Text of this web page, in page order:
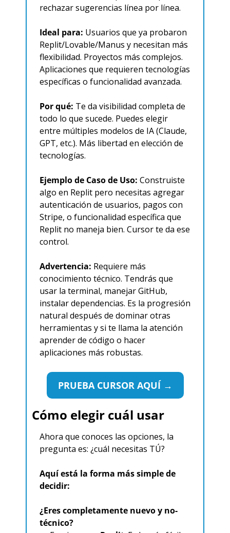
rechazar sugerencias línea por línea.
Ideal para: Usuarios que ya probaron
Replit/Lovable/Manus y necesitan más
flexibilidad. Proyectos más complejos.
Aplicaciones que requieren tecnologías
específicas o funcionalidad avanzada.
Por qué: Te da visibilidad completa de
todo lo que sucede. Puedes elegir
entre múltiples modelos de IA (Claude,
GPT, etc.). Más libertad en elección de
tecnologías.
Ejemplo de Caso de Uso: Construiste
algo en Replit pero necesitas agregar
autenticación de usuarios, pagos con
Stripe, o funcionalidad específica que
Replit no maneja bien. Cursor te da ese
control.
Advertencia: Requiere más
conocimiento técnico. Tendrás que
usar la terminal, manejar GitHub,
instalar dependencias. Es la progresión
natural después de dominar otras
herramientas y si te llama la atención
aprender de código o hacer
aplicaciones más robustas.
PRUEBA CURSOR AQUÍ →
Cómo elegir cuál usar
Ahora que conoces las opciones, la
pregunta es: ¿cuál necesitas TÚ?
Aquí está la forma más simple de
decidir:
¿Eres completamente nuevo y no-
técnico?